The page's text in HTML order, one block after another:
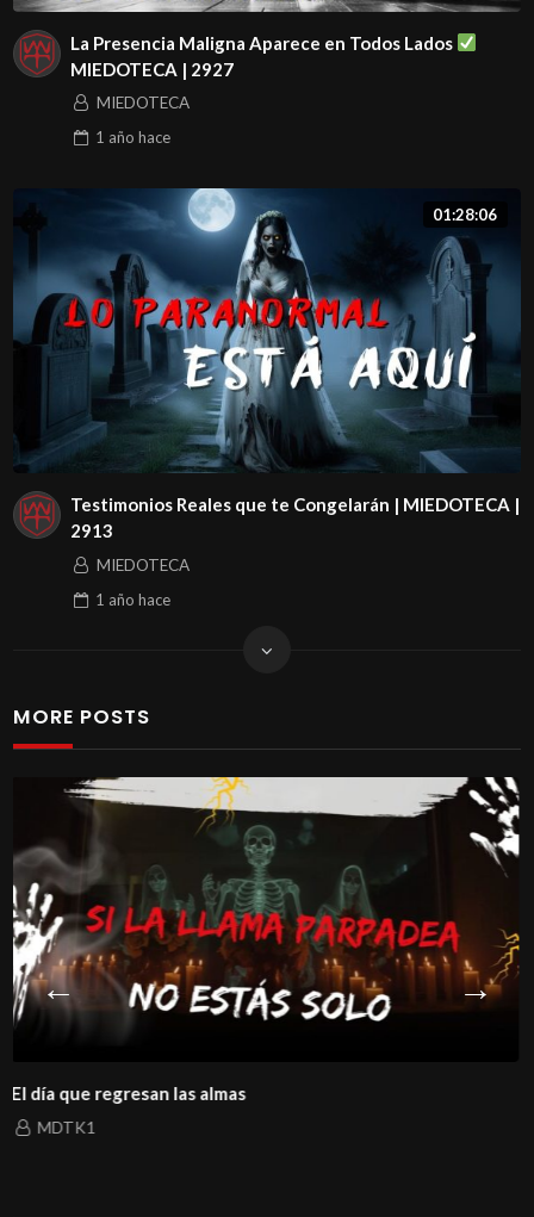
La Presencia Maligna Aparece en Todos Lados
MIEDOTECA | 2927
MIEDOTECA
1 año hace
01:28:06
Testimonios Reales que te Congelarán | MIEDOTECA |
2913
MIEDOTECA
1 año hace
MORE POSTS
La historia de un amor que ni la muerte logró